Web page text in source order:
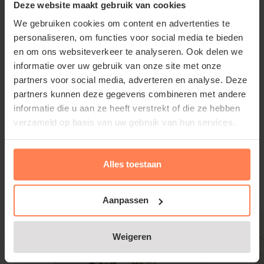
Deze website maakt gebruik van cookies
We gebruiken cookies om content en advertenties te
personaliseren, om functies voor social media te bieden
en om ons websiteverkeer te analyseren. Ook delen we
informatie over uw gebruik van onze site met onze
partners voor social media, adverteren en analyse. Deze
partners kunnen deze gegevens combineren met andere
informatie die u aan ze heeft verstrekt of die ze hebben
verzameld op basis van uw gebruik van hun services.
Alles toestaan
Aanpassen
Weigeren
kalkrijke grond. De prunus domestica 'Stanley' kan
ook aan de kust aangeplant worden.
Prunus domestica 'Stanley' snoeien
en onderhouden
De halfstam heeft een hoogte van 1.20 m. Dat heeft
als voordeel dat het plukken van het rijpe fruit
gemakkelijker gaat. Strooi, indien nodig, elk jaar wat
kalk rond de voet van de boom. Snoei zo min
mogelijk. Een pruimenboom is gevoelig voor snoei;
er kan schimmel ontstaan. Als u toch wat snoeit, doe
Lees meer
Gerelateerde producten